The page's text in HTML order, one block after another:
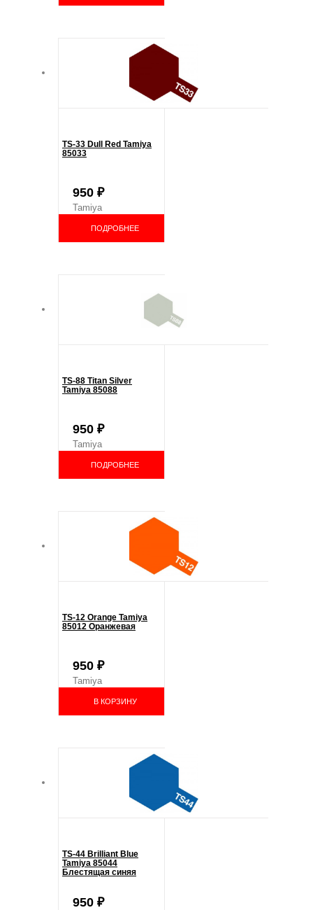
TS-33 Dull Red Tamiya
85033
950 ₽
Tamiya
ПОДРОБНЕЕ
TS-88 Titan Silver
Tamiya 85088
950 ₽
Tamiya
ПОДРОБНЕЕ
TS-12 Orange Tamiya
85012 Оранжевая
950 ₽
Tamiya
В КОРЗИНУ
TS-44 Brilliant Blue
Tamiya 85044
Блестящая синяя
950 ₽